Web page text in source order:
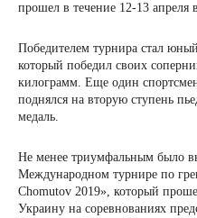
прошел в течение 12-13 апреля
Победителем турнира стал
который победил своих
килограмм. Еще один
поднялся на вторую ступень
медаль.
Не менее триумфальным было
Международном турнире по
Chomutov 2019», который
Украину на соревнованиях